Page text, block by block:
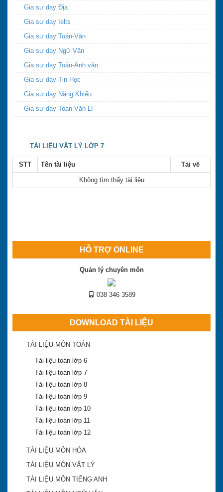
Gia sư dạy Địa
Gia sư dạy Ielts
Gia sư dạy Toán-Văn
Gia sư dạy Ngữ Văn
Gia sư dạy Toán-Anh văn
Gia sư dạy Tin Học
Gia sư dạy Năng Khiếu
Gia sư dạy Toán-Văn-Lí
TÀI LIỆU VẬT LÝ LỚP 7
STT Tên tài liệu Tải về
Không tìm thấy tài liệu
HỖ TRỢ ONLINE
Quản lý chuyên môn
038 346 3589
DOWNLOAD TÀI LIỆU
TÀI LIỆU MÔN TOÁN
Tài liệu toán lớp 6
Tài liệu toán lớp 7
Tài liệu toán lớp 8
Tài liệu toán lớp 9
Tài liệu toán lớp 10
Tài liệu toán lớp 11
Tài liệu toán lớp 12
TÀI LIỆU MÔN HÓA
TÀI LIỆU MÔN VẬT LÝ
TÀI LIỆU MÔN TIẾNG ANH